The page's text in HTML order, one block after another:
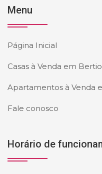
Menu
Página Inicial
Casas à Venda em
Apartamentos à Venda
Fale conosco
Horário de